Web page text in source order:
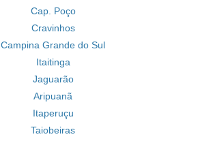
Cap. Poço
Cravinhos
Campina Grande do Sul
Itaitinga
Jaguarão
Aripuanã
Itaperuçu
Taiobeiras